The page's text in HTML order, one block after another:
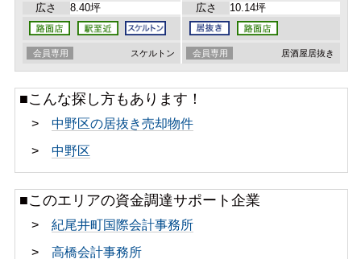
広さ
8.40坪
会員専用 スケルトン
広さ
10.14坪
会員専用 居酒屋居抜き
■こんな探し方もあります！
> 中野区の居抜き売却物件
> 中野区
■このエリアの資金調達サポート企業
> 紀尾井町国際会計事務所
> 高橋会計事務所